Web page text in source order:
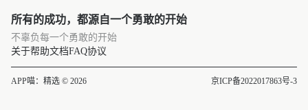
所有的成功，都源自一个勇敢的开始
不辜负每一个勇敢的开始
关于帮助文档FAQ协议
APP喵：精选 © 2026 京ICP备2022017863号-3